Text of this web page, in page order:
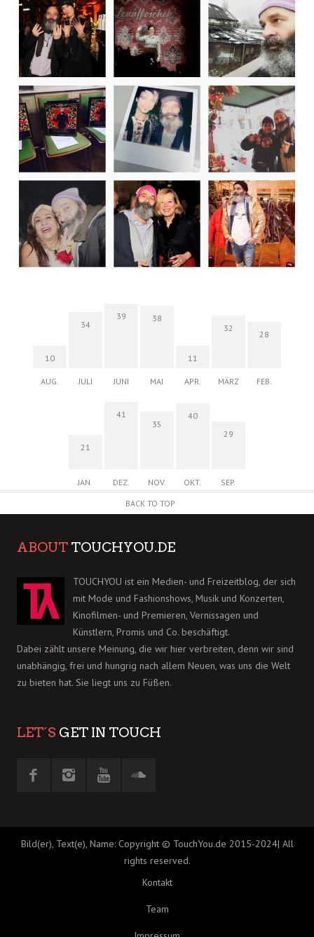
10
AUG.
34
JULI
39
JUNI
38
MAI
11
APR.
32
MÄRZ
28
FEB.
21
JAN.
41
DEZ.
35
NOV.
40
OKT.
29
SEP.
BACK TO TOP
ABOUT TOUCHYOU.DE
TOUCHYOU ist ein Medien- und Freizeitblog, der sich
mit Mode und Fashionshows, Musik und Konzerten,
Kinofilmen- und Premieren, Vernissagen und
Künstlern, Promis und Co. beschäftigt.
Dabei zählt unsere Meinung, die wir hier verbreiten, denn wir sind
unabhängig, frei und hungrig nach allem Neuen, was uns die Welt
zu bieten hat. Sie liegt uns zu Füßen.
LET´S GET IN TOUCH
Bild(er), Text(e), Name: Copyright © TouchYou.de 2015-2024| All
rights reserved.
Kontakt
Team